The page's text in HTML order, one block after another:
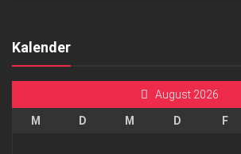
Kalender
August 2026
M D M D F